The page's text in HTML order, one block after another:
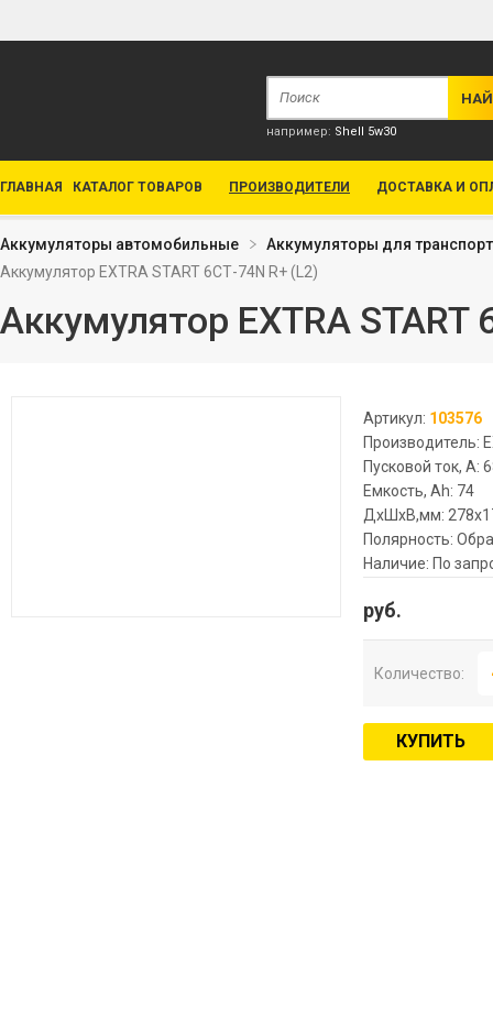
например: Shell 5w30
ГЛАВНАЯ КАТАЛОГ ТОВАРОВ ПРОИЗВОДИТЕЛИ ДОСТАВКА И
Аккумуляторы автомобильные
Аккумуляторы для
Аккумулятор EXTRA START 6СТ-74N R+ (L2)
Аккумулятор EXTRA START
Артикул: 103576
Производитель:
Пусковой ток, А:
Емкость, Ah: 74
ДхШхВ,мм:
Полярность:
Наличие: По
руб.
Количество:
КУПИТЬ